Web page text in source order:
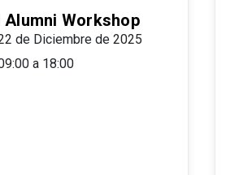
Alumni Workshop
de Diciembre de 2025
a 18:00